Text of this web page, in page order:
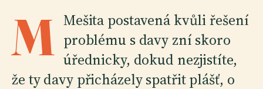
M Mešita postavená kvůli řešení
problému s davy zní skoro
úřednicky, dokud nezjistíte,
že ty davy přicházely spatřit plášť, o